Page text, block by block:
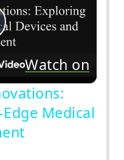
Watch on
Medical